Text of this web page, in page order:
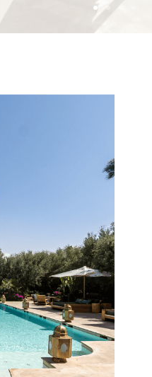
sur une terrasse
salle de bain spacieuse